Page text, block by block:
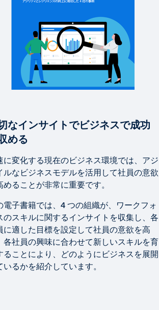
なインサイトでビジネスで成功
める
に変化する現在のビジネス環境では、アジ
ルなビジネスモデルを活用して社員の意欲
めることが非常に重要です。
電子書籍では、4 つの組織が、ワークフォ
のスキルに関するインサイトを収集し、各
に適した目標を設定して社員の意欲を高
各社員の興味に合わせて新しいスキルを育
ることにより、どのようにビジネスを展開
いるかを紹介しています。